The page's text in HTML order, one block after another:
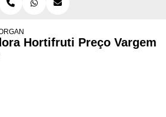
HORTIFRUTI PREÇO VARGEM
Hortifruti Preço Vargem